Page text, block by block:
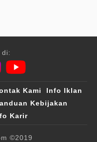
di:
Kami
Info Iklan
Kebijakan
Karir
©2019